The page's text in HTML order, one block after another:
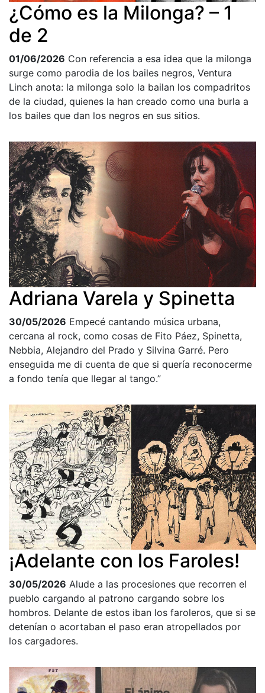
¿Cómo es la Milonga? – 1
de 2
01/06/2026 Con referencia a esa idea que la milonga
surge como parodia de los bailes negros, Ventura
Linch anota: la milonga solo la bailan los compadritos
de la ciudad, quienes la han creado como una burla a
los bailes que dan los negros en sus sitios.
Adriana Varela y Spinetta
30/05/2026 Empecé cantando música urbana,
cercana al rock, como cosas de Fito Páez, Spinetta,
Nebbia, Alejandro del Prado y Silvina Garré. Pero
enseguida me di cuenta de que si quería reconocerme
a fondo tenía que llegar al tango.”
¡Adelante con los Faroles!
30/05/2026 Alude a las procesiones que recorren el
pueblo cargando al patrono cargando sobre los
hombros. Delante de estos iban los faroleros, que si se
detenían o acortaban el paso eran atropellados por
los cargadores.